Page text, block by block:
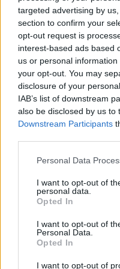
targeted advertising by
section to confirm your
opt-out request is
interest-based ads based
us or personal
your opt-out. You may
disclosure of your
IAB’s list of downstream
also be disclosed by us to
Downstream Participants
Personal Data
I want to opt-out of
personal data.
Opted In
I want to opt-out of
Personal Data.
Opted In
I want to opt-out of
επίσης, η
Χριστού (ante
Anno Domini, μ.Χ.),
σήμερα σε
ΔιονύσιοςοΜικρός
χρονολογικό
περιορισμένο σε
ιστορικός που
βάση τη Γέννηση
έτσι το πρότυπο
μεταγενέστεροι
Στο σύγγραμμά του «
εξήγησε τη